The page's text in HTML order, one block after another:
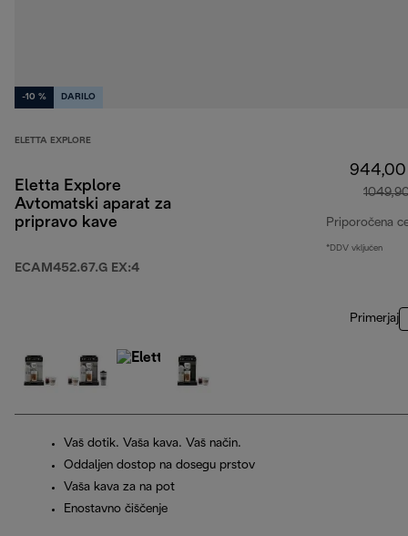
-10 % DARILO
ELETTA EXPLORE
Eletta Explore
Avtomatski aparat za
pripravo kave
ECAM452.67.G EX:4
Priporočena
*DDV vključen
Primerjaj
Vaš dotik. Vaša kava. Vaš način.
Oddaljen dostop na dosegu prstov
Vaša kava za na pot
Enostavno čiščenje